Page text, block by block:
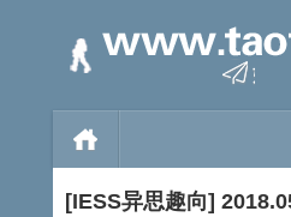
[IESS异思趣向]